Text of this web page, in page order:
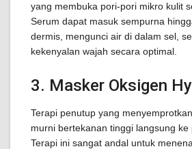
yang membuka pori-pori mikro kulit
Serum dapat masuk sempurna
dermis, mengunci air di dalam sel,
kekenyalan wajah secara optimal.
3. Masker Oksigen
Terapi penutup yang
murni bertekanan tinggi langsung ke
Terapi ini sangat andal untuk